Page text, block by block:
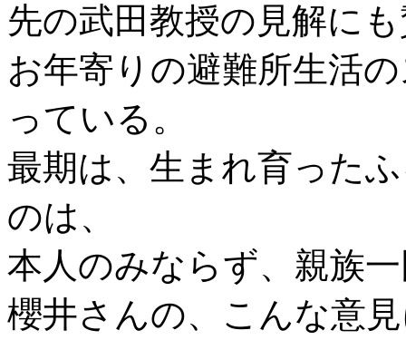
先の武田教授の見解に
お年寄りの避難所生活
っている。
最期は、生まれ育った
のは、
本人のみならず、親族
櫻井さんの、こんな意